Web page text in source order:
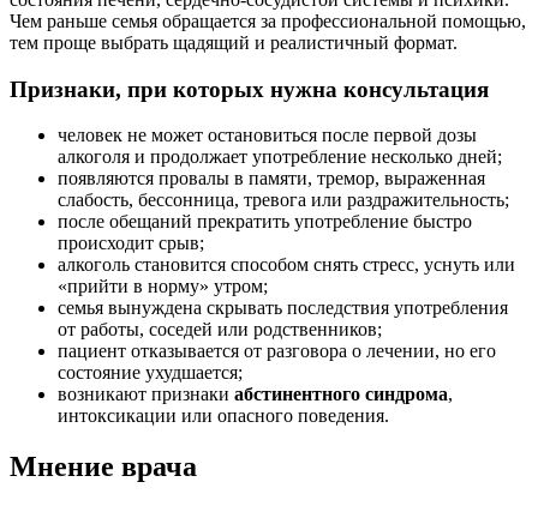
Чем раньше семья обращается за профессиональной помощью,
тем проще выбрать щадящий и реалистичный формат.
Признаки, при которых нужна консультация
человек не может остановиться после первой дозы
алкоголя и продолжает употребление несколько дней;
появляются провалы в памяти, тремор, выраженная
слабость, бессонница, тревога или раздражительность;
после обещаний прекратить употребление быстро
происходит срыв;
алкоголь становится способом снять стресс, уснуть или
«прийти в норму» утром;
семья вынуждена скрывать последствия употребления
от работы, соседей или родственников;
пациент отказывается от разговора о лечении, но его
состояние ухудшается;
возникают признаки абстинентного синдрома,
интоксикации или опасного поведения.
Мнение врача